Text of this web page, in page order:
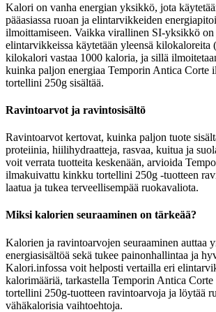
Kalori on vanha energian yksikkö, jota
pääasiassa ruoan ja elintarvikkeiden
ilmoittamiseen. Vaikka virallinen SI-yksikkö on
elintarvikkeissa käytetään yleensä kilokaloreita
kilokalori vastaa 1000 kaloria, ja sillä
kuinka paljon energiaa Temporin Antica Corte
tortellini 250g sisältää.
Ravintoarvot ja ravintosisältö
Ravintoarvot kertovat, kuinka paljon tuote
proteiinia, hiilihydraatteja, rasvaa, kuitua ja
voit verrata tuotteita keskenään, arvioida
ilmakuivattu kinkku tortellini 250g -tuotteen
laatua ja tukea terveellisempää ruokavaliota.
Miksi kalorien seuraaminen on tärkeää?
Kalorien ja ravintoarvojen seuraaminen auttaa
energiasisältöä sekä tukee painonhallintaa ja
Kalori.infossa voit helposti vertailla eri
kalorimääriä, tarkastella Temporin Antica
tortellini 250g-tuotteen ravintoarvoja ja löytää
vähäkalorisia vaihtoehtoja.